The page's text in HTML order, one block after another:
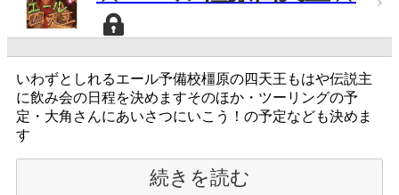
いわずとしれるエール予備校橿原の四天王もはや伝説主
に飲み会の日程を決めますそのほか・ツーリングの予
定・大角さんにあいさつにいこう！の予定なども決めま
す
続きを読む